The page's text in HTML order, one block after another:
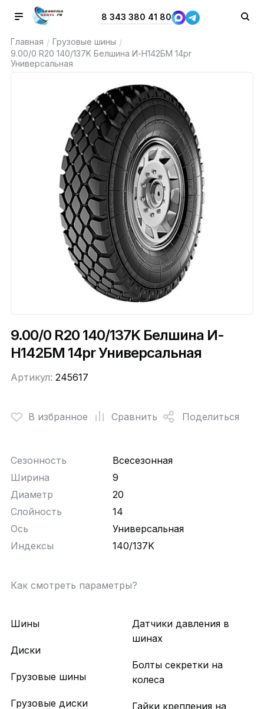
8 343 380 41 80
Главная / Грузовые шины /
9.00/0 R20 140/137K Белшина И-Н142БМ 14pr
Универсальная
9.00/0 R20 140/137K Белшина И-
Н142БМ 14pr Универсальная
Артикул: 245617
В избранное Сравнить Поделиться
Сезонность
Всесезонная
Ширина
9
Диаметр
20
Слойность
14
Ось
Универсальная
Индексы
140/137K
Как смотреть параметры?
Шины
Диски
Грузовые шины
Грузовые диски
Датчики давления в
шинах
Болты секретки на
колеса
Гайки крепления на